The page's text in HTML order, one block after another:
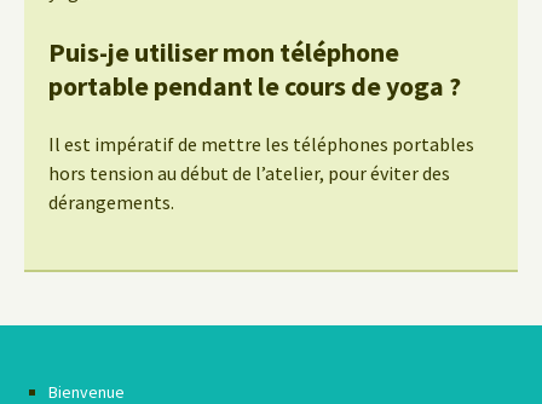
Puis-je utiliser mon téléphone
portable pendant le cours de yoga ?
Il est impératif de mettre les téléphones portables
hors tension au début de l’atelier, pour éviter des
dérangements.
Bienvenue